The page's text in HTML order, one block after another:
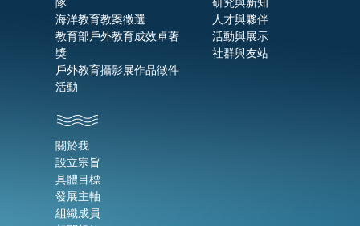
海洋教育教案徵選
教育部戶外教育成效卓著
獎
戶外教育攝影展作品徵件
活動
人才與夥伴
活動與展示
社群與友站
關於我
設立宗旨
具體目標
發展主軸
組織成員